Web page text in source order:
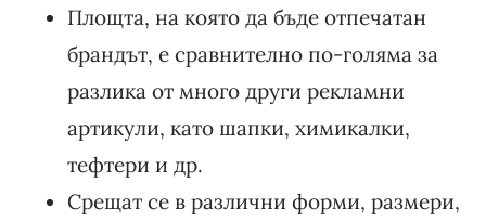
Площта, на която да бъде отпечатан
брандът, е сравнително по-голяма за
разлика от много други рекламни
артикули, като шапки, химикалки,
тефтери и др.
Срещат се в различни форми, размери,